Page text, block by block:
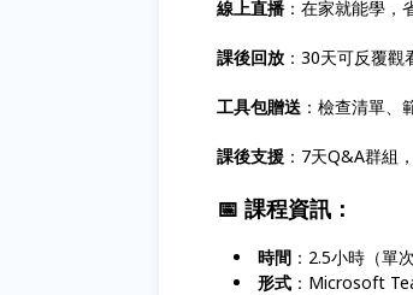
線上直播 ：在家就能學，
課後回放 ：30天可反覆觀
工具包贈送 ：檢查清單、
課後支援 ：7天Q&A群組
📅 課程資訊：
時間 ：2.5小時（單
形式 ：Microsoft